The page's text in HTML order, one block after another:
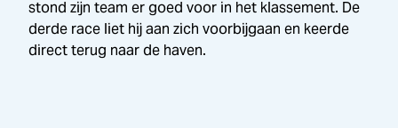
stond zijn team er goed voor in het klassement. De
derde race liet hij aan zich voorbijgaan en keerde
direct terug naar de haven.